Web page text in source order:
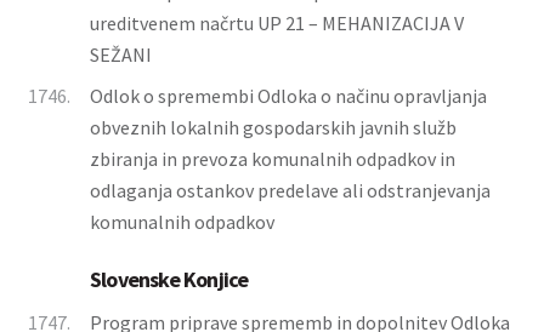
ureditvenem načrtu UP 21 – MEHANIZACIJA V
SEŽANI
1746.
Odlok o spremembi Odloka o načinu opravljanja
obveznih lokalnih gospodarskih javnih služb
zbiranja in prevoza komunalnih odpadkov in
odlaganja ostankov predelave ali odstranjevanja
komunalnih odpadkov
Slovenske Konjice
1747. Program priprave sprememb in dopolnitev Odloka